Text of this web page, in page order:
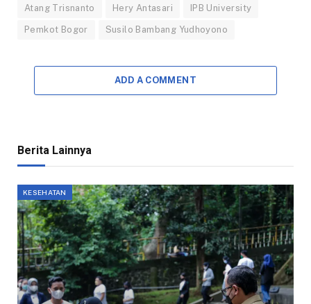
Atang Trisnanto Hery Antasari IPB University
Pemkot Bogor Susilo Bambang Yudhoyono
ADD A COMMENT
Berita Lainnya
KESEHATAN